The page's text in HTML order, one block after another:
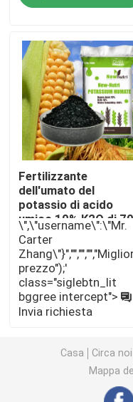
Fertilizzante
Fertilizzante
Fertilizzante della
Polvere acida fulvica
Acido umico del
Polvere composta
Fertilizzante di
Acido fulvico del
Fertilizzante
dell'umato del
potassio di acido
umico 10% K2O di
\",\"username\":\"Mr.
Carter
prezzo");'
class="siglebtn_lit
bggree intercept">
Invia richiesta
Casa Circa noi
Mappa